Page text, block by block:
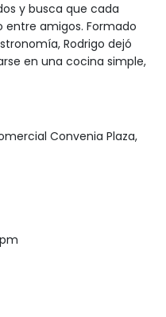
y busca que cada
entre amigos. Formado
Rodrigo dejó
en una cocina simple,
Convenia Plaza,